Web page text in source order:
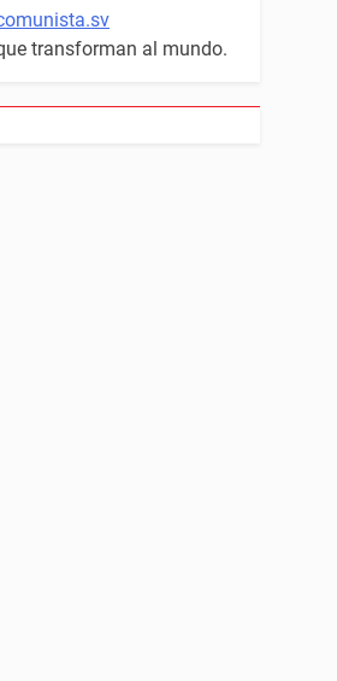
transforman al mundo.